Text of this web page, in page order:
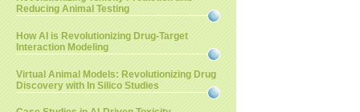
Reducing Animal Testing
How AI is Revolutionizing Drug-Target
Interaction Modeling
Virtual Animal Models: Revolutionizing Drug
Discovery with In Silico Studies